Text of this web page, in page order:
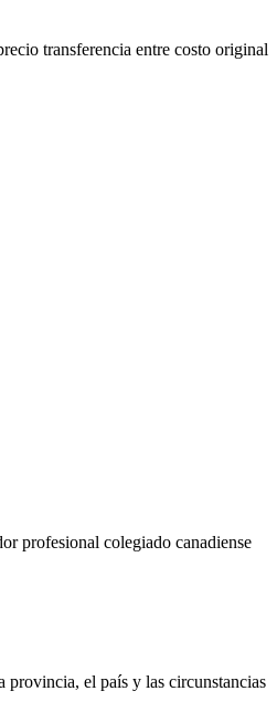
transferencia entre costo original
profesional colegiado canadiense
provincia, el país y las circunstancias